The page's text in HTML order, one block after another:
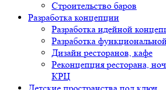
Строительство баров
Разработка концепции
Разработка идейной
Разработка
Дизайн ресторанов, кафе
Реконцепция ресторана,
КРЦ